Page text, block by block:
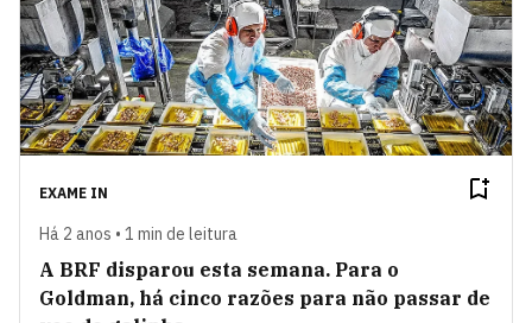
EXAME IN
Há 2 anos • 1 min de leitura
A BRF disparou esta semana. Para o
Goldman, há cinco razões para não passar de